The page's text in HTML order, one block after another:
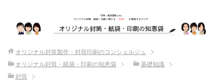
オリジナル封筒製作・封筒印刷のコンシェルジュ
オリジナル封筒・紙袋・印刷の知恵袋
基礎知識
封筒